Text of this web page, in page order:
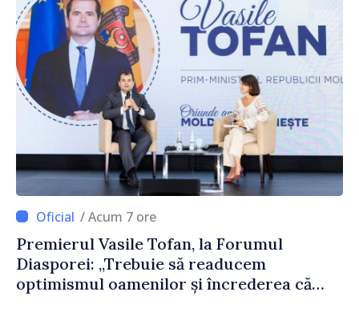
/ Acum 7 ore
Premierul Vasile Tofan, la Forumul
Diasporei: „Trebuie să readucem
optimismul oamenilor și încrederea că